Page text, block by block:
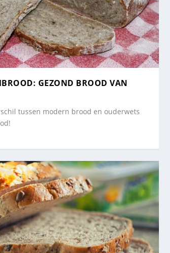
GEZOND BROOD VAN
tussen modern brood en ouderwets